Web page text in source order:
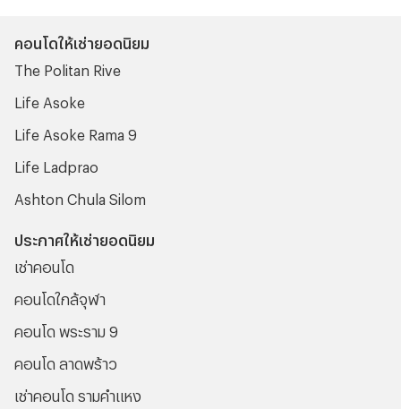
คอนโด คือเรื่องที่จะสร้างความปวดหัวไม่น้อยสำหรับใครที่ไม่
เคยทำความเข้าใจมาก่อน
คอนโดให้เช่ายอดนิยม
The Politan Rive
Life Asoke
Life Asoke Rama 9
Life Ladprao
Ashton Chula Silom
ประกาศให้เช่ายอดนิยม
เช่าคอนโด
คอนโดใกล้จุฬา
คอนโด พระราม 9
คอนโด ลาดพร้าว
เช่าคอนโด รามคําแหง